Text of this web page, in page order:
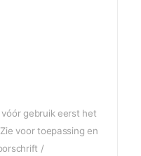
vóór gebruik eerst het
voor toepassing en
/